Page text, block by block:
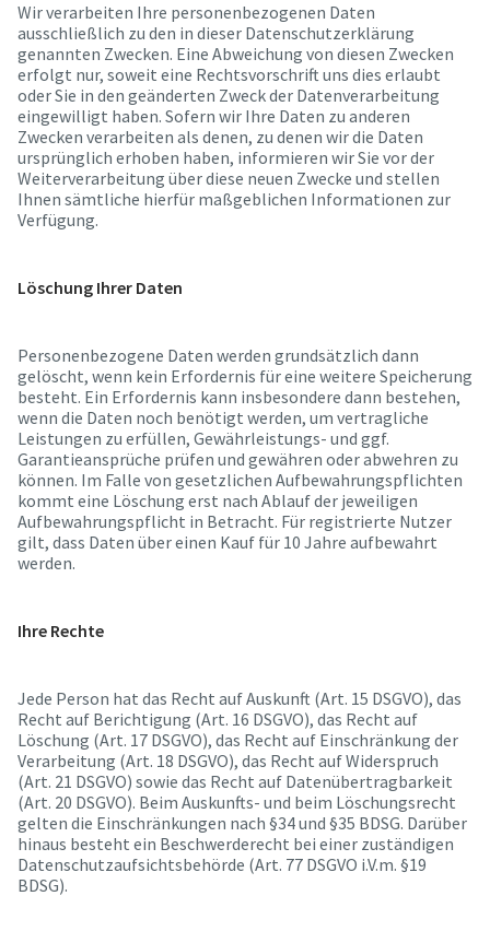
Wir verarbeiten Ihre personenbezogenen Daten
ausschließlich zu den in dieser Datenschutzerklärung
genannten Zwecken. Eine Abweichung von diesen Zwecken
erfolgt nur, soweit eine Rechtsvorschrift uns dies erlaubt
oder Sie in den geänderten Zweck der Datenverarbeitung
eingewilligt haben. Sofern wir Ihre Daten zu anderen
Zwecken verarbeiten als denen, zu denen wir die Daten
ursprünglich erhoben haben, informieren wir Sie vor der
Weiterverarbeitung über diese neuen Zwecke und stellen
Ihnen sämtliche hierfür maßgeblichen Informationen zur
Verfügung.
Löschung Ihrer Daten
Personenbezogene Daten werden grundsätzlich dann
gelöscht, wenn kein Erfordernis für eine weitere Speicherung
besteht. Ein Erfordernis kann insbesondere dann bestehen,
wenn die Daten noch benötigt werden, um vertragliche
Leistungen zu erfüllen, Gewährleistungs- und ggf.
Garantieansprüche prüfen und gewähren oder abwehren zu
können. Im Falle von gesetzlichen Aufbewahrungspflichten
kommt eine Löschung erst nach Ablauf der jeweiligen
Aufbewahrungspflicht in Betracht. Für registrierte Nutzer
gilt, dass Daten über einen Kauf für 10 Jahre aufbewahrt
werden.
Ihre Rechte
Jede Person hat das Recht auf Auskunft (Art. 15 DSGVO), das
Recht auf Berichtigung (Art. 16 DSGVO), das Recht auf
Löschung (Art. 17 DSGVO), das Recht auf Einschränkung der
Verarbeitung (Art. 18 DSGVO), das Recht auf Widerspruch
(Art. 21 DSGVO) sowie das Recht auf Datenübertragbarkeit
(Art. 20 DSGVO). Beim Auskunfts- und beim Löschungsrecht
gelten die Einschränkungen nach §34 und §35 BDSG. Darüber
hinaus besteht ein Beschwerderecht bei einer zuständigen
Datenschutzaufsichtsbehörde (Art. 77 DSGVO i.V.m. §19
BDSG).